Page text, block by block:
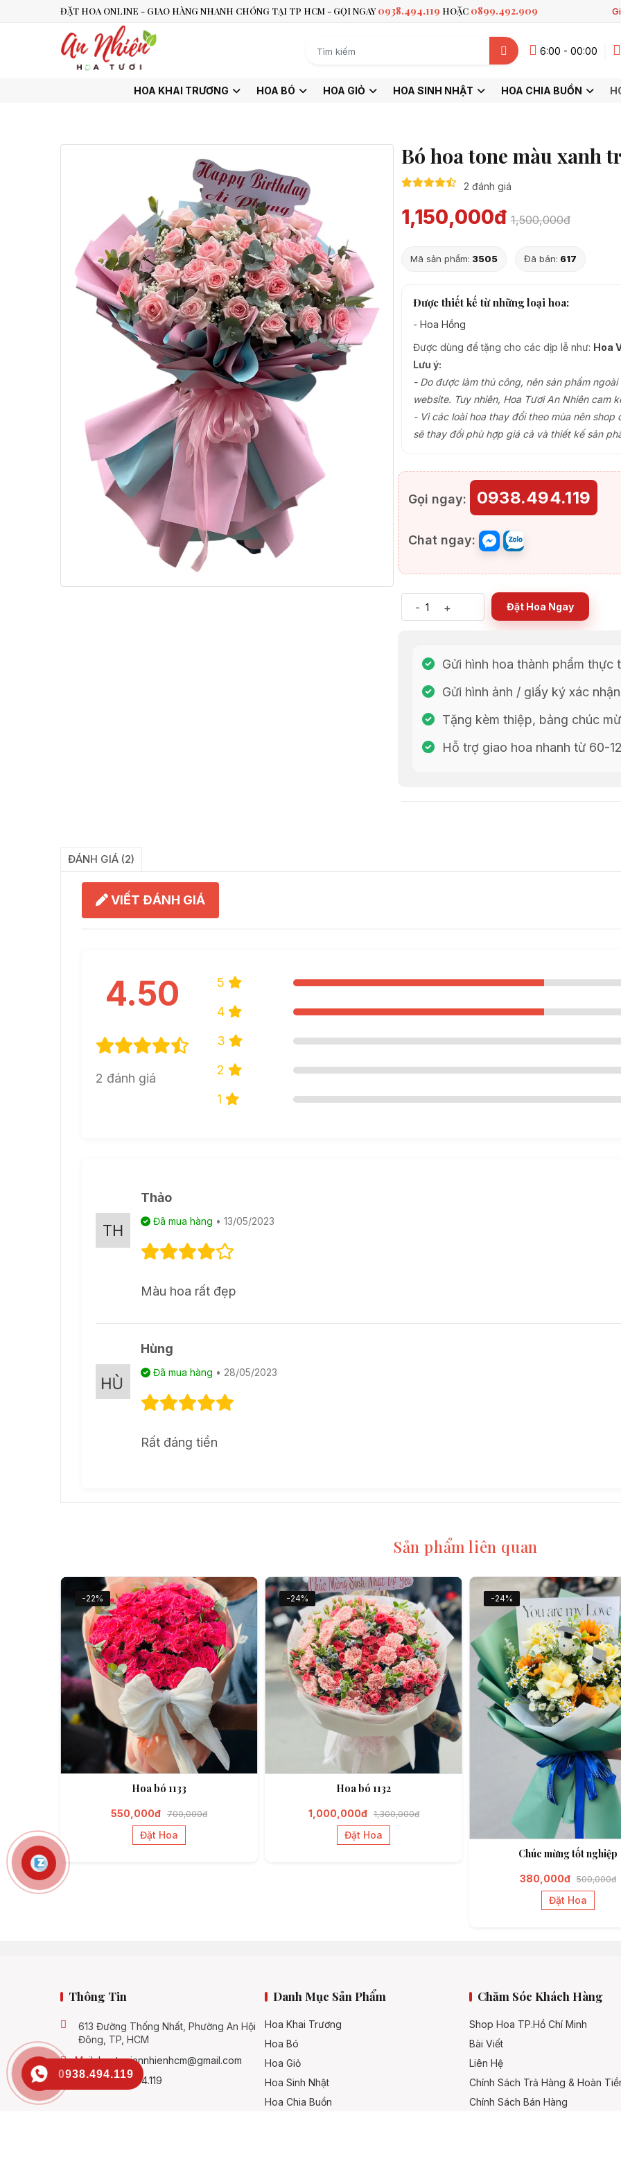
ĐẶT HOA ONLINE - GIAO HÀNG NHANH CHÓNG TẠI TP HCM - GỌI NGAY0938.494.119 HOẶC 0899.492.909
6:00 - 00:00
HOA KHAI TRƯƠNG HOA BÓ HOA GIỎ HOA SINH NHẬT HOA CHIA BUỒN
Bó hoa tone màu xanh
2 đánh giá
1,150,000đ 1,500,000đ
Mã sản phẩm: 3505 Đã bán: 617
Được thiết kế từ những loại hoa:
- Hoa Hồng
Được dùng để tặng cho các dịp lễ như: Hoa
Lưu ý:
- Do được làm thủ công, nên sản phẩm
website. Tuy nhiên, Hoa Tươi An Nhiên cam
- Vì các loài hoa thay đổi theo mùa nên
sẽ thay đổi phù hợp giá cả và thiết kế sản
Gọi ngay: 0938.494.119
Chat ngay:
- + Đặt Hoa Ngay
Gửi hình hoa thành phẩm thực
Gửi hình ảnh / giấy ký xác
Tặng kèm thiệp, bảng chúc
Hỗ trợ giao hoa nhanh từ 60-
ĐÁNH GIÁ (2)
VIẾT ĐÁNH GIÁ
4.50
2 đánh giá
5
4
3
2
1
Thảo
Đã mua hàng • 13/05/2023
Màu hoa rất đẹp
Hùng
Đã mua hàng • 28/05/2023
Rất đáng tiền
Sản phẩm liên quan
-22%
Hoa bó 1133
550,000đ 700,000đ
Đặt Hoa
-24%
Hoa bó 1132
1,000,000đ 1,300,000đ
Đặt Hoa
-24%
Chúc mừng tốt nghiệp
380,000đ 500,000đ
Đặt Hoa
Thông Tin
613 Đường Thống Nhất, Phường An Hội
Đông, TP, HCM
Mail: hoatuoiannhienhcm@gmail.com
SĐT: 0938.494.119
Danh Mục Sản Phẩm
Hoa Khai Trương
Hoa Bó
Hoa Giỏ
Hoa Sinh Nhật
Hoa Chia Buồn
Chăm Sóc Khách Hàng
Shop Hoa TP.Hồ Chí Minh
Bài Viết
Liên Hệ
Chính Sách Trả Hàng & Hoàn
Chính Sách Bán Hàng
0938.494.119